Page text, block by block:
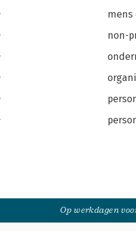
mens
non-
Op werkdagen